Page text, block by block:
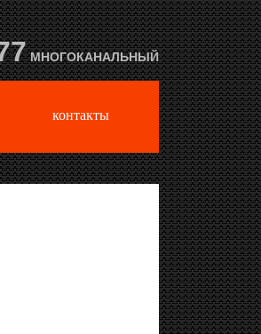
МНОГОКАНАЛЬНЫЙ
контакты